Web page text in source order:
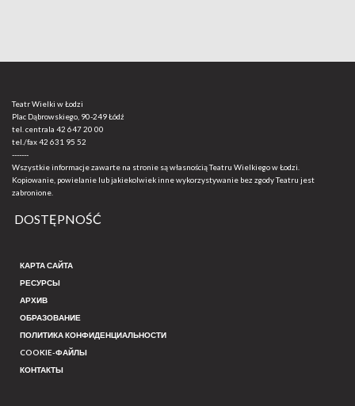
Teatr Wielki w Łodzi
Plac Dąbrowskiego, 90-249 Łódź
tel. centrala 42 647 20 00
tel./fax42 631 95 52
-------
Wszystkie informacje zawarte na stronie są własnością Teatru Wielkiego w Łodzi.
Kopiowanie, powielanie lub jakiekolwiek inne wykorzystywanie bez zgody Teatru jest
zabronione.
DOSTĘPNOŚĆ
КАРТА САЙТА
РЕСУРСЫ
АРХИВ
ОБРАЗОВАНИЕ
ПОЛИТИКА КОНФИДЕНЦИАЛЬНОСТИ
COOKIE-ФАЙЛЫ
КОНТАКТЫ